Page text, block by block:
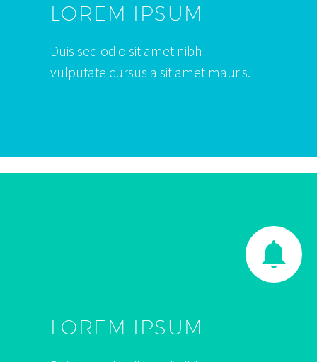
LOREM IPSUM
Duis sed odio sit amet nibh
vulputate cursus a sit amet mauris.


LOREM IPSUM